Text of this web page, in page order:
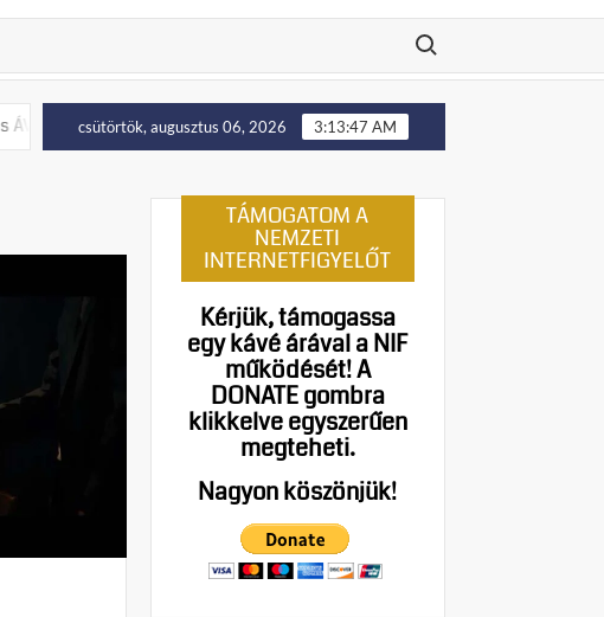
Search for:
Putyin: Ukrajna nyugati területei előbb-utóbb visszakerülnek
csütörtök, augusztus 06, 2026 3:13:48 AM
TÁMOGATOM A
NEMZETI
INTERNETFIGYELŐT
Kérjük, támogassa
egy kávé árával a NIF
működését!A
DONATE gombra
klikkelve egyszerűen
megteheti.
Nagyon köszönjük!